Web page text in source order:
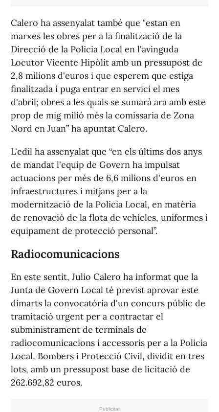
Calero ha assenyalat també que "estan en
marxes les obres per a la finalització de la
Direcció de la Policia Local en l'avinguda
Locutor Vicente Hipòlit amb un pressupost de
2,8 milions d'euros i que esperem que estiga
finalitzada i puga entrar en servici el mes
d'abril; obres a les quals se sumarà ara amb este
prop de mig milió més la comissaria de Zona
Nord en Juan” ha apuntat Calero.
L'edil ha assenyalat que “en els últims dos anys
de mandat l'equip de Govern ha impulsat
actuacions per més de 6,6 milions d'euros en
infraestructures i mitjans per a la
modernització de la Policia Local, en matèria
de renovació de la flota de vehicles, uniformes i
equipament de protecció personal”.
Radiocomunicacions
En este sentit, Julio Calero ha informat que la
Junta de Govern Local té previst aprovar este
dimarts la convocatòria d'un concurs públic de
tramitació urgent per a contractar el
subministrament de terminals de
radiocomunicacions i accessoris per a la Policia
Local, Bombers i Protecció Civil, dividit en tres
lots, amb un pressupost base de licitació de
262.692,82 euros.